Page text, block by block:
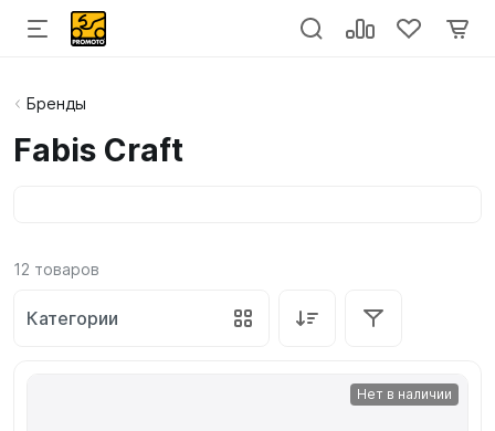
Бренды
Fabis Craft
12 товаров
Категории
Нет в наличии